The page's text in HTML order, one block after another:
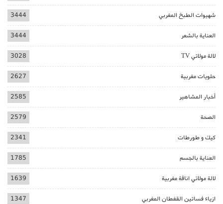
شهيوات الطبخ المغربي 3444
العناية بالشعر 3444
لالة مولاتي TV 3028
حلويات مغربية 2627
أخبار المشاهير 2585
الصحة 2579
كيك و طورطات 2341
العناية بالجسم 1785
لالة مولاتي اناقة مغربية 1639
ازياء فساتين القفطان المغربي 1347